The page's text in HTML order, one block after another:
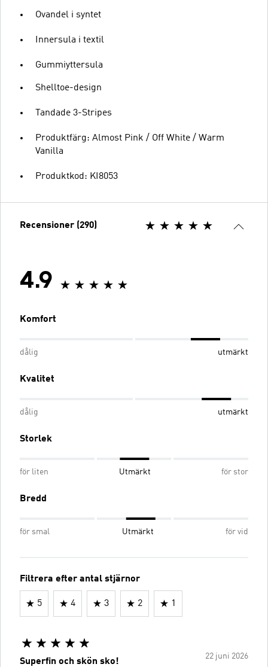
Ovandel i syntet
Innersula i textil
Gummiyttersula
Shelltoe-design
Tandade 3-Stripes
Produktfärg: Almost Pink / Off White / Warm
Vanilla
Produktkod: KI8053
Recensioner (290)
4.9
Komfort
dålig utmärkt
Kvalitet
dålig utmärkt
Storlek
för liten Utmärkt för stor
Bredd
för smal Utmärkt för vid
Filtrera efter antal stjärnor
5 4 3 2 1
22 juni 2026
Superfin och skön sko!